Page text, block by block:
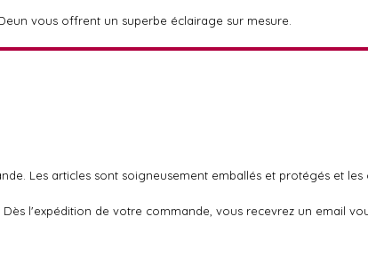
vous offrent un superbe éclairage sur mesure.
Les articles sont soigneusement emballés et protégés et les
l'expédition de votre commande, vous recevrez un email